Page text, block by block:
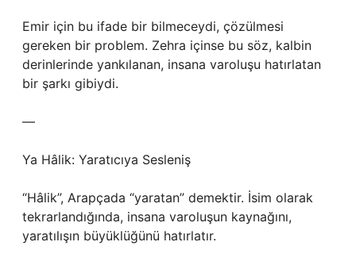
Emir için bu ifade bir bilmeceydi, çözülmesi
gereken bir problem. Zehra içinse bu söz, kalbin
derinlerinde yankılanan, insana varoluşu hatırlatan
bir şarkı gibiydi.
—
Ya Hâlik: Yaratıcıya Sesleniş
“Hâlik”, Arapçada “yaratan” demektir. İsim olarak
tekrarlandığında, insana varoluşun kaynağını,
yaratılışın büyüklüğünü hatırlatır.